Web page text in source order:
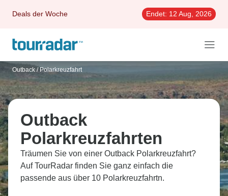
Deals der Woche Endet: 12 Aug, 2026
Outback / Polarkreuzfahrt
Outback
Polarkreuzfahrten
Träumen Sie von einer Outback Polarkreuzfahrt?
Auf TourRadar finden Sie ganz einfach die
passende aus über 10 Polarkreuzfahrtn.